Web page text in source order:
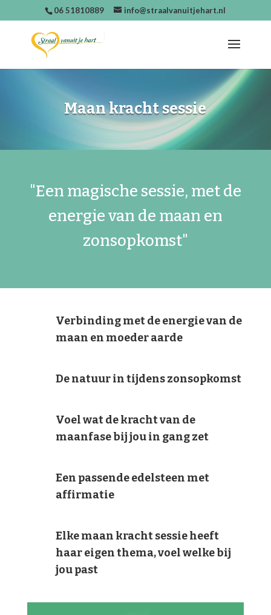
06 51810889 info@straalvanuitjehart.nl
Maan kracht sessie
"Een magische sessie, met de
energie van de maan en
zonsopkomst"
Verbinding met de energie van de
maan en moeder aarde
De natuur in tijdens zonsopkomst
Voel wat de kracht van de
maanfase bij jou in gang zet
Een passende edelsteen met
affirmatie
Elke maan kracht sessie heeft
haar eigen thema, voel welke bij
jou past